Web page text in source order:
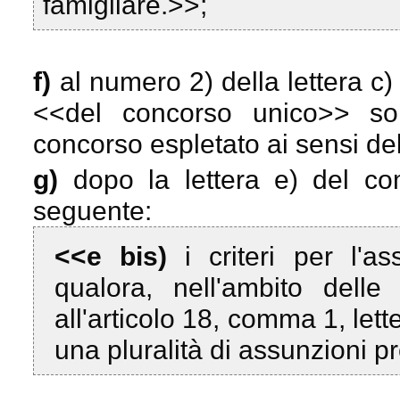
f) al numero 2) della lettera
<<del concorso unico>>
concorso espletato ai sensi
g) dopo la lettera e) del
seguente:
<<e bis) i criteri per
qualora, nell'ambito
all'articolo 18, comma 1,
una pluralità di assunzioni